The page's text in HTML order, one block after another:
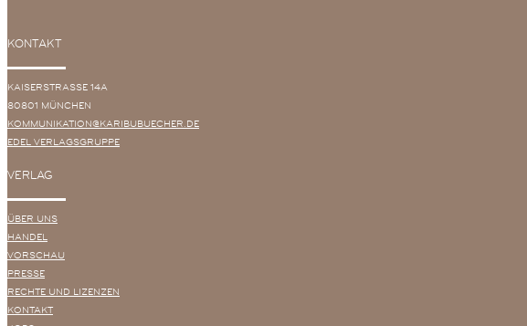
KONTAKT
KAISERSTRASSE 14A
80801 MÜNCHEN
KOMMUNIKATION@KARIBUBUECHER.DE
EDEL VERLAGSGRUPPE
VERLAG
ÜBER UNS
HANDEL
VORSCHAU
PRESSE
RECHTE UND LIZENZEN
KONTAKT